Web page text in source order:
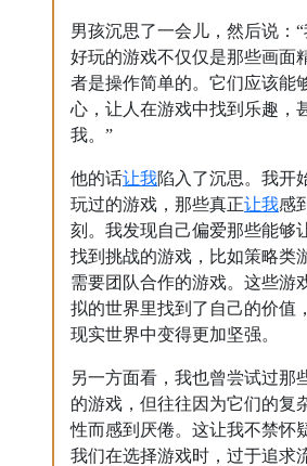
男孩沉思了一会儿，然后说：“
好玩的游戏不仅仅是那些画面
者是操作简单的。它们应该能
心，让人在游戏中找到乐趣，
我。”
他的话让我陷入了沉思。我开
玩过的游戏，那些真正让我感
刻。我发现自己偏爱那些能够
找到挑战的游戏，比如策略类
需要团队合作的游戏。这些游
拟的世界里找到了自己的价值
现实世界中变得更加坚强。
另一方面看，我也曾尝试过那
的游戏，但往往因为它们的复
性而感到厌倦。这让我不禁怀
我们在选择游戏时，过于追求